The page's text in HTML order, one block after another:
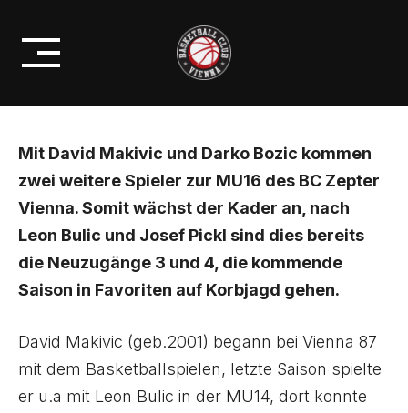
content
ZWEI WEITERE TALENTE FÜR
DEN BC ZEPTER VIENNA
Mit David Makivic und Darko Bozic kommen
zwei weitere Spieler zur MU16 des BC Zepter
Vienna. Somit wächst der Kader an, nach
Leon Bulic und Josef Pickl sind dies bereits
die Neuzugänge 3 und 4, die kommende
Saison in Favoriten auf Korbjagd gehen.
David Makivic (geb.2001) begann bei Vienna 87
mit dem Basketballspielen, letzte Saison spielte
er u.a mit Leon Bulic in der MU14, dort konnte